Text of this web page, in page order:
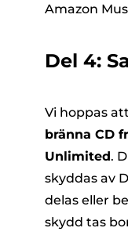
Amazon
Del 4:
Vi hoppas
bränna CD
Unlimited.
skyddas av
delas eller
skydd tas